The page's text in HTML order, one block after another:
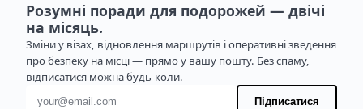
Розумні поради для подорожей — двічі
на місяць.
Зміни у візах, відновлення маршрутів і оперативні зведення
про безпеку на місці — прямо у вашу пошту. Без спаму,
відписатися можна будь-коли.
Адреса електронної пошти
Підписатися